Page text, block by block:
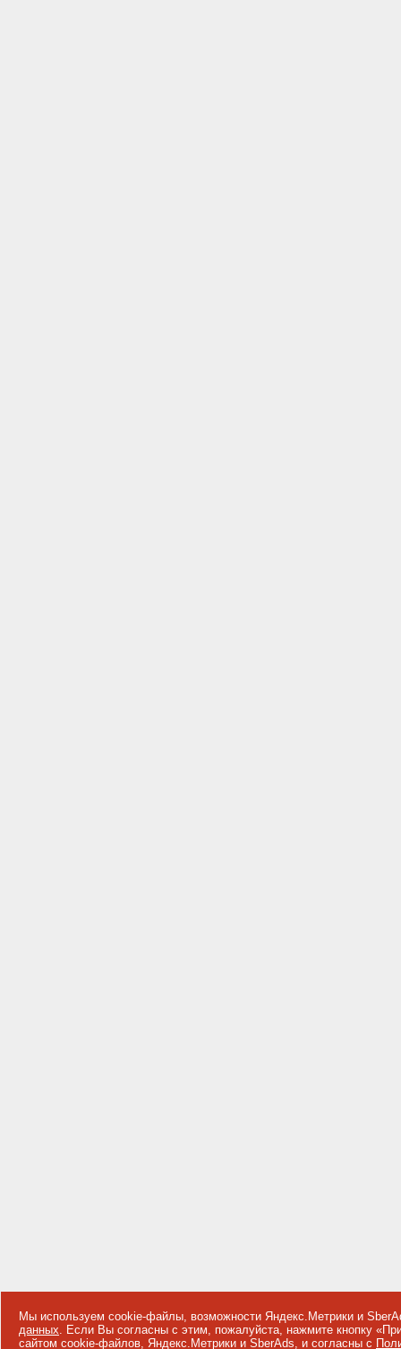
Мы используем cookie-файлы, возможности Яндекс.Метрики и
данных. Если Вы согласны с этим, пожалуйста, нажмите кнопку
сайтом cookie-файлов, Яндекс.Метрики и SberAds, и согласны с